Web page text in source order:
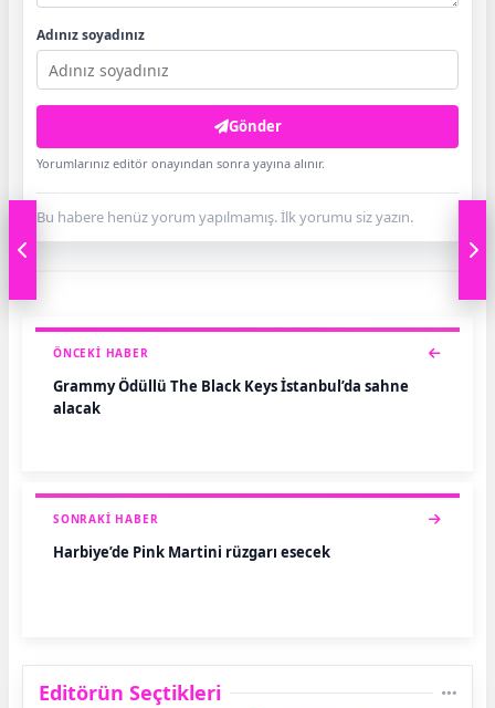
Adınız soyadınız
Gönder
Yorumlarınız editör onayından sonra yayına alınır.
Bu habere henüz yorum yapılmamış. İlk yorumu siz yazın.
ÖNCEKI HABER
Grammy Ödüllü The Black Keys İstanbul’da sahne
alacak
SONRAKI HABER
Harbiye’de Pink Martini rüzgarı esecek
Editörün Seçtikleri